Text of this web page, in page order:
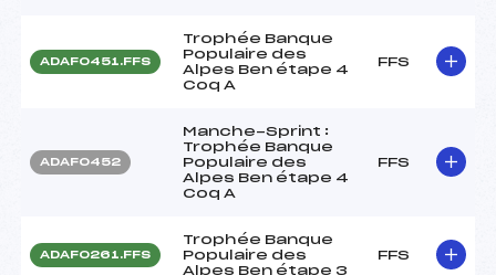
ADAF0451.FFS
Trophée Banque
Populaire des
Alpes Ben étape 4
Coq A
FFS
ADAF0452
Manche-Sprint :
Trophée Banque
Populaire des
Alpes Ben étape 4
Coq A
FFS
ADAF0261.FFS
Trophée Banque
Populaire des
Alpes Ben étape 3
FFS